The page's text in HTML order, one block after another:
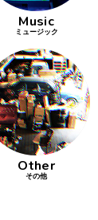
Music
ミュージック
Other
その他